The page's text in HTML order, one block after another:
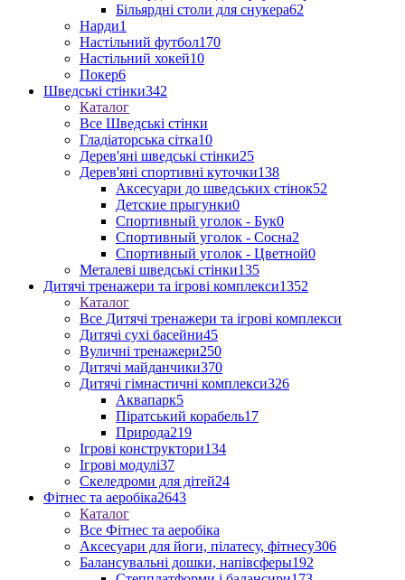
Більярдні столи для снукера62
Нарди1
Настільний футбол170
Настільний хокей10
Покер6
Шведські стінки342
Каталог
Все Шведські стінки
Гладіаторська сітка10
Дерев'яні шведські стінки25
Дерев'яні спортивні куточки138
Аксесуари до шведських стінок52
Детские прыгунки0
Спортивный уголок - Бук0
Спортивный уголок - Сосна2
Спортивный уголок - Цветной0
Металеві шведські стінки135
Дитячі тренажери та ігрові комплекси1352
Каталог
Все Дитячі тренажери та ігрові комплекси
Дитячі сухі басейни45
Вуличні тренажери250
Дитячі майданчики370
Дитячі гімнастичні комплекси326
Аквапарк5
Піратський корабель17
Природа219
Ігрові конструктори134
Ігрові модулі37
Скеледроми для дітей24
Фітнес та аеробіка2643
Каталог
Все Фітнес та аеробіка
Аксесуари для йоги, пілатесу, фітнесу306
Балансувальні дошки, напівсферы192